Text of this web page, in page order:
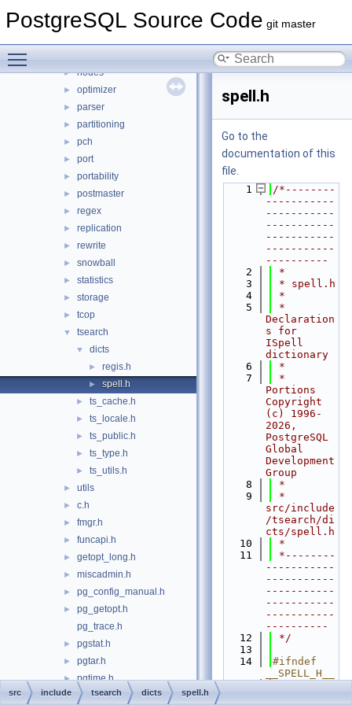
PostgreSQL Source Code git master
► lib
► nodes
► optimizer
► parser
► partitioning
► pch
► port
► portability
► postmaster
► regex
► replication
► rewrite
► snowball
► statistics
► storage
► tcop
▼ tsearch
▼ dicts
► regis.h
► spell.h
► ts_cache.h
► ts_locale.h
► ts_public.h
► ts_type.h
► ts_utils.h
► utils
► c.h
► fmgr.h
► funcapi.h
► getopt_long.h
► miscadmin.h
► pg_config_manual.h
►
pg_getopt.h
pg_trace.h
► pgstat.h
► pgtar.h
► pgtime.h
► port.h
spell.h
Go to the
documentation of this
file.
    1
/*--------
-----------
-----------
-----------
-----------
-----------
----------
    2
*
    3
* spell.h
    4
*
    5
*
Declaration
s for
ISpell
dictionary
    6
*
    7
*
Portions
Copyright
(c) 1996-
2026,
PostgreSQL
Global
Development
Group
    8
*
    9
*
src/include
/tsearch/di
cts/spell.h
   10
*
   11
*--------
-----------
-----------
-----------
-----------
-----------
----------
   12
*/
   13
   14
#ifndef
__SPELL_H__
src include tsearch dicts spell.h